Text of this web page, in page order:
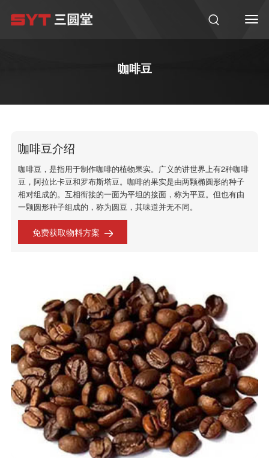
咖啡豆
咖啡豆介绍
咖啡豆，是指用于制作咖啡的植物果实。广义的讲世界上有2种咖啡
豆，阿拉比卡豆和罗布斯塔豆。咖啡的果实是由两颗椭圆形的种子
相对组成的。互相衔接的一面为平坦的接面，称为平豆。但也有由
一颗圆形种子组成的，称为圆豆，其味道并无不同。
免费获取物料方案